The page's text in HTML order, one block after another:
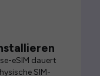
eSIM dauert
SIM-